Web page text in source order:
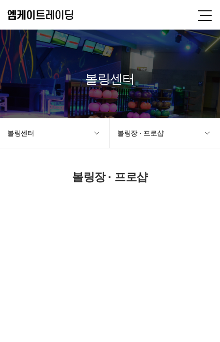
볼링센터 볼링장 · 프로샵
볼링센터
볼링장 · 프로샵